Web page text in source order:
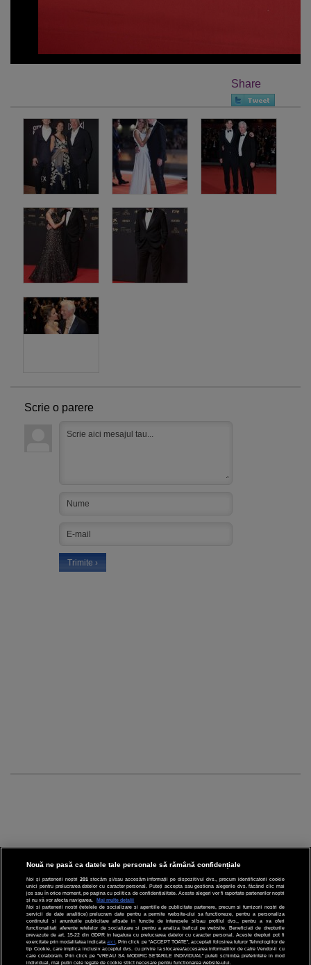
Share
Scrie o parere
CINEMA
DIVERTISMENT
STIRI
Nouă ne pasă ca datele tale personale să rămână confidențiale
Noi și partenerii noștri 201 stocăm și/sau accesăm informații pe dispozitivul dvs., precum identificatorii cookie
unici pentru prelucrarea datelor cu caracter personal. Puteți accepta sau gestiona alegerile dvs. făcând clic mai
jos sau în orice moment, pe pagina cu politica de confidențialitate. Aceste alegeri vor fi raportate partenerilor noștri
și nu vă vor afecta navigarea.
Mai multe detalii
Noi si partenerii nostri (retelele de socializare si agentiile de publicitate partenere, precum si furnizorii nostri de
servicii de date analitice) prelucram date pentru a permite website-ului sa functioneze, pentru a personaliza
continutul si anunturile publicitare afisate in functie de interesele si/sau profilul dvs., pentru a va oferi
functionalitati aferente retelelor de socializare si pentru a analiza traficul pe website. Beneficiati de drepturile
prevazute de art. 15-22 din GDPR in legatura cu prelucrarea datelor cu caracter personal. Aceste drepturi pot fi
exercitate prin modalitatea indicataaici . Prin click pe “ACCEPT TOATE”, acceptati folosirea tuturor Tehnologiilor de
tip Cookie, care implica inclusiv acceptul dvs. cu privire la stocarea/accesarea informatiilor de catre Vendor-ii cu
care colaboram. Prin click pe “VREAU SA MODIFIC SETARILE INDIVIDUAL” puteti schimba preferintele in mod
individual, mai putin cele legate de cookie strict necesare pentru functionarea website-ului.